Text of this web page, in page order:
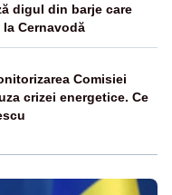
digul din barje care
Cernavodă
Comisiei
crizei energetice. Ce